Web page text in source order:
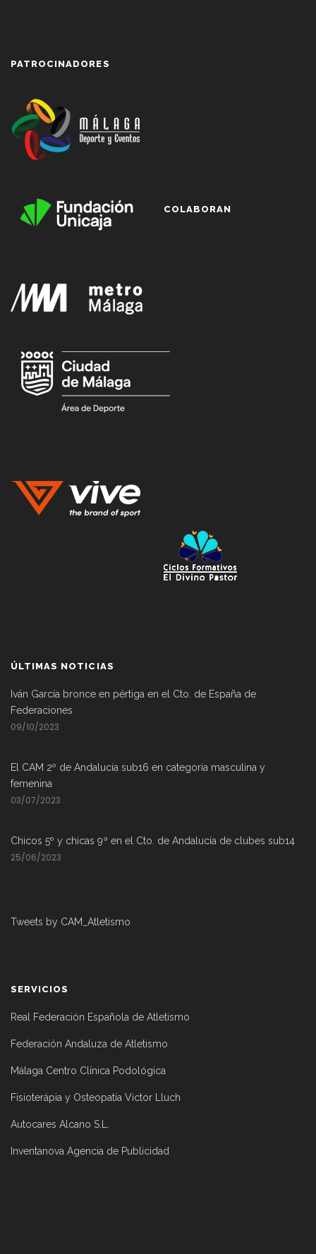
PATROCINADORES
COLABORAN
ÚLTIMAS NOTICIAS
Iván García bronce en pértiga en el Cto. de España de
Federaciones
09/10/2023
El CAM 2º de Andalucía sub16 en categoría masculina y
femenina
03/07/2023
Chicos 5º y chicas 9ª en el Cto. de Andalucía de clubes sub14
25/06/2023
Tweets by CAM_Atletismo
SERVICIOS
Real Federación Española de Atletismo
Federación Andaluza de Atletismo
Málaga Centro Clínica Podológica
Fisioterápia y Osteopatía Victor Lluch
Autocares Alcano S.L.
Inventanova Agencia de Publicidad